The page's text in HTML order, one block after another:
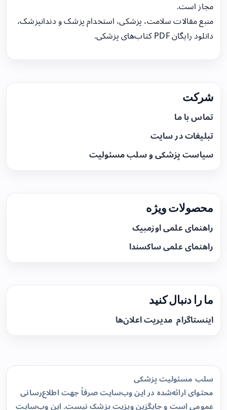
مجاز است.
منبع مقالات سلامت، پزشکی، استخدام پزشک و دندانپزشک،
دانلود رایگان PDF کتاب‌های پزشکی.
شرکت
تماس با ما
تبلیغات در سایت
سیاست پزشکی و سلب مسئولیت
محصولات ویژه
راهنمای علمی اوزمپیک
راهنمای علمی ساکسندا
ما را دنبال کنید
اینستاگرام مدیریت اعلان‌ها
سلب مسئولیت پزشکی
محتوای ارائه‌شده در این وب‌سایت صرفاً جهت اطلاع‌رسانی
عمومی است و جایگزین ویزیت پزشک نیست. این وب‌سایت